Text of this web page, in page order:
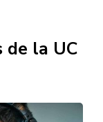
de la UC